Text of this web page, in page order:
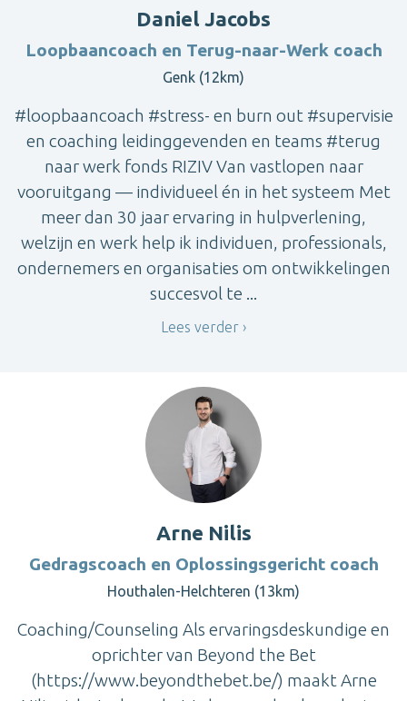
Daniel Jacobs
Loopbaancoach en Terug-naar-Werk coach
Genk (12km)
#loopbaancoach #stress- en burn out #supervisie
en coaching leidinggevenden en teams #terug
naar werk fonds RIZIV Van vastlopen naar
vooruitgang — individueel én in het systeem Met
meer dan 30 jaar ervaring in hulpverlening,
welzijn en werk help ik individuen, professionals,
ondernemers en organisaties om ontwikkelingen
succesvol te ...
Lees verder
Arne Nilis
Gedragscoach en Oplossingsgericht coach
Houthalen-Helchteren (13km)
Coaching/Counseling Als ervaringsdeskundige en
oprichter van Beyond the Bet
(https://www.beyondthebet.be/) maakt Arne